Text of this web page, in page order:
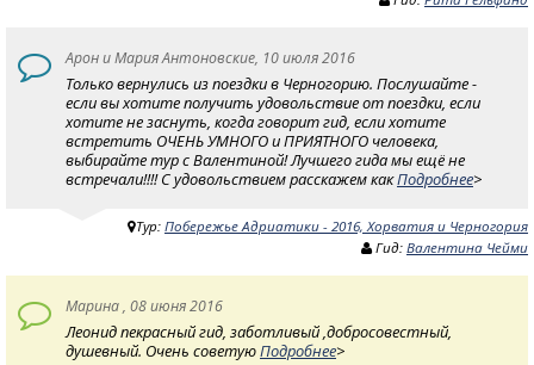
Арон и Мария Антоновские, 10 июля 2016
Только вернулись из поездки в Черногорию. Послушайте -
если вы хотите получить удовольствие от поездки, если
хотите не заснуть, когда говорит гид, если хотите
встретить ОЧЕНЬ УМНОГО и ПРИЯТНОГО человека,
выбирайте тур с Валентиной! Лучшего гида мы ещё не
встречали!!!! С удовольствием расскажем какПодробнее>
Тур: Побережье Адриатики - 2016, Хорватия и Черногория
Гид: Валентина Чейми
Марина , 08 июня 2016
Леонид пекрасный гид, заботливый ,добросовестный,
душевный. Очень советуюПодробнее>